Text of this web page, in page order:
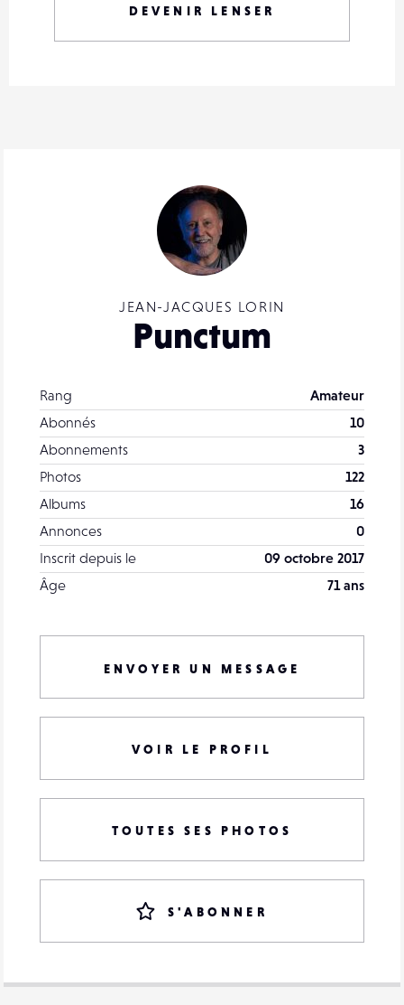
JEAN-JACQUES LORIN
Punctum
Rang
Amateur
Abonnés
10
Abonnements
3
Photos
122
Albums
16
Annonces
0
Inscrit depuis le
09 octobre 2017
Âge
71 ans
ENVOYER UN MESSAGE
VOIR LE PROFIL
TOUTES SES PHOTOS
S'ABONNER
DEVENIR LENSER